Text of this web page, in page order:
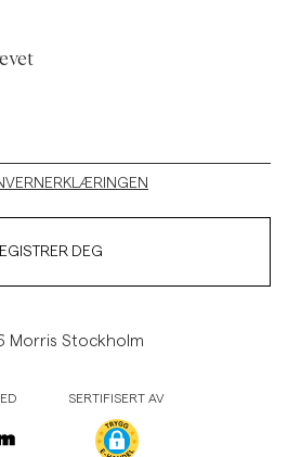
DEG
Morris Stockholm
SERTIFISERT AV